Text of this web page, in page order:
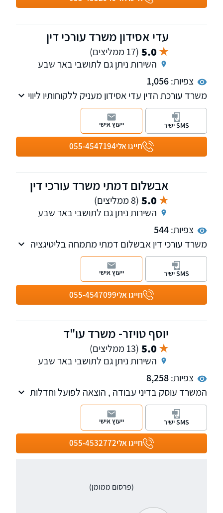
ילדים, תאונות עבודה ותאונות דרכים.
עדי אסידון משרד עורכי דין
5.0 (17 ממליצים)
השירות ניתן גם לתושבי באר שבע
צפיות:1,056
משרד עורכת הדין עדי אסידון מעניק ללקוחותיו ליווי
משפטי מקצועי בתחומי הסדרת חובות, הוצאה
לפועל וחדלות פירעון, לצד טיפול בהליכים רגישים
בדיני משפחה.
חייגו אלי055-4547194
SMS ישיר ייעוץ אישי
אבשלום דמתי משרד עורכי דין
5.0 (8 ממליצים)
השירות ניתן גם לתושבי באר שבע
צפיות:544
משרד עורכי דין אבשלום דמתי מתמחה בליטיגציה
אזרחית, מסחרית ונזיקית, לרבות סכסוכים חוזיים,
תביעות כספיות, חדלות פירעון, ליקויי בנייה ונזקי
רכוש וגוף. המשרד מעניק שירות משפטי אישי,
מקצועי ואיכותי, תוך ליווי צמוד של הלקוח וחתירה
מתמדת להשגת מטרותיו בצורה היעילה והמדויקת
חייגו אלי055-4547099
SMS ישיר ייעוץ אישי
יוסף טויזר- משרד עו"ד
5.0 (13 ממליצים)
השירות ניתן גם לתושבי באר שבע
צפיות:8,258
המשרד עוסק בדיני עבודה , הוצאה לפועל וחדלות
פירעון , ביטוח לאומי ונזקי גוף, דין האזרחי והמסחרי,
פינוי מושכר, ייפוי כוח מתמשך, צוואות וירושות.
חייגו אלי055-4532772
SMS ישיר ייעוץ אישי
(פרסום ממומן)